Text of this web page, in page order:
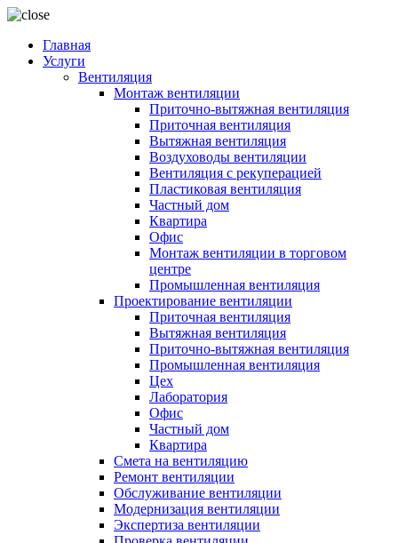
Главная
Услуги
Вентиляция
Монтаж вентиляции
Приточно-вытяжная вентиляция
Приточная вентиляция
Вытяжная вентиляция
Воздуховоды вентиляции
Вентиляция с рекуперацией
Пластиковая вентиляция
Частный дом
Квартира
Офис
Монтаж вентиляции в торговом
центре
Промышленная вентиляция
Проектирование вентиляции
Приточная вентиляция
Вытяжная вентиляция
Приточно-вытяжная вентиляция
Промышленная вентиляция
Цех
Лаборатория
Офис
Частный дом
Квартира
Смета на вентиляцию
Ремонт вентиляции
Обслуживание вентиляции
Модернизация вентиляции
Экспертиза вентиляции